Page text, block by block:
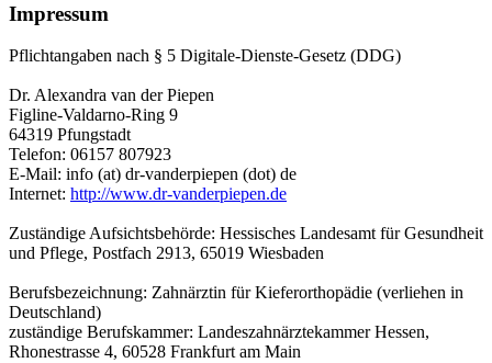
Impressum
Pflichtangaben nach § 5 Digitale-Dienste-Gesetz (DDG)
Dr. Alexandra van der Piepen
Figline-Valdarno-Ring 9
64319 Pfungstadt
Telefon: 06157 807923
E-Mail: info (at) dr-vanderpiepen (dot) de
Internet: http://www.dr-vanderpiepen.de
Zuständige Aufsichtsbehörde: Hessisches Landesamt für Gesundheit
und Pflege, Postfach 2913, 65019 Wiesbaden
Berufsbezeichnung: Zahnärztin für Kieferorthopädie (verliehen in
Deutschland)
zuständige Berufskammer: Landeszahnärztekammer Hessen,
Rhonestrasse 4, 60528 Frankfurt am Main